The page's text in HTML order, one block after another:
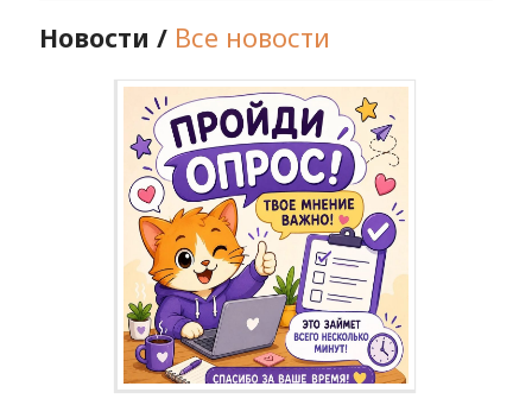
Новости / Все новости